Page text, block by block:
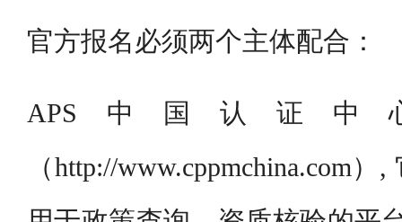
官方报名必须两个主体配合：
APS中国认证中
（http://www.cppmchina.com